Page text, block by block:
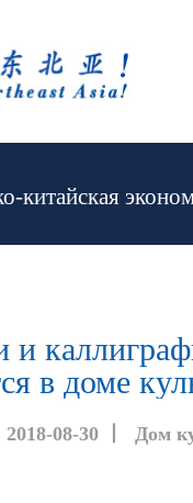
китайская
в доме
2018-08-30 Дом